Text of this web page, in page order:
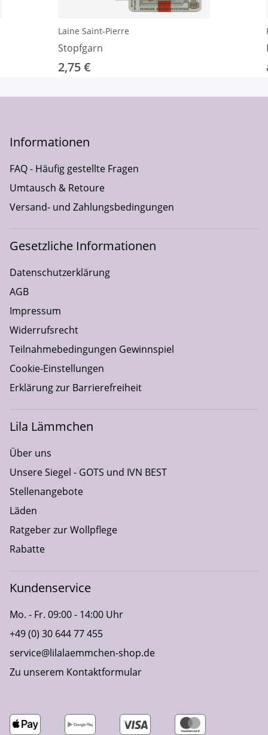
Laine Saint-Pierre
Stopfgarn
2,75 €
Informationen
FAQ - Häufig gestellte Fragen
Umtausch & Retoure
Versand- und Zahlungsbedingungen
Gesetzliche Informationen
Datenschutzerklärung
AGB
Impressum
Widerrufsrecht
Teilnahmebedingungen Gewinnspiel
Cookie-Einstellungen
Erklärung zur Barrierefreiheit
Lila Lämmchen
Über uns
Unsere Siegel - GOTS und IVN BEST
Stellenangebote
Läden
Ratgeber zur Wollpflege
Rabatte
Kundenservice
Mo. - Fr. 09:00 - 14:00 Uhr
+49 (0) 30 644 77 455
service@lilalaemmchen-shop.de
Zu unserem Kontaktformular